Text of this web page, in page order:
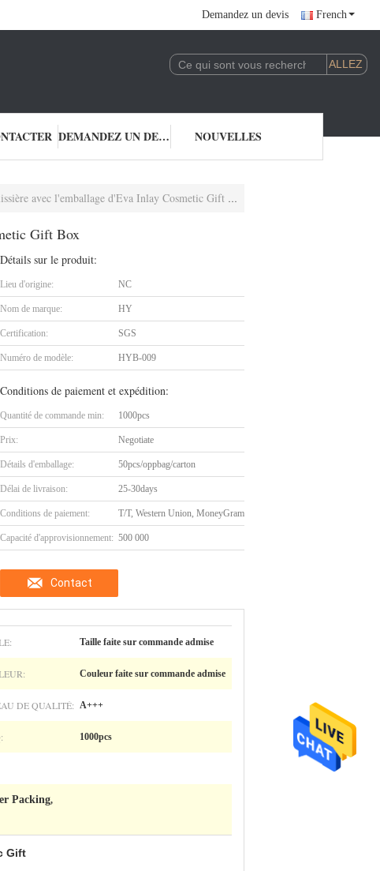
Demandez un devis French
DEMANDEZ UN DEVIS NOUVELLES
avec l'emballage d'Eva Inlay Cosmetic Gift Box
Gift Box
Détails sur le produit:
Lieu d'origine: NC
Nom de marque: HY
Certification: SGS
Numéro de modèle: HYB-009
Conditions de paiement et expédition:
Quantité de commande min: 1000pcs
Prix: Negotiate
Détails d'emballage: 50pcs/oppbag/carton
Délai de livraison: 25-30days
Conditions de paiement: T/T, Western Union, MoneyGram
Capacité d'approvisionnement: 500 000
Contact
Taille faite sur commande admise
Couleur faite sur commande admise
DE QUALITÉ: A+++
1000pcs
Packing,
Gift